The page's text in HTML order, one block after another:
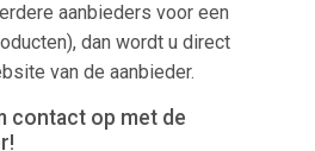
aanbieders voor een
dan wordt u direct
van de aanbieder.
contact op met de